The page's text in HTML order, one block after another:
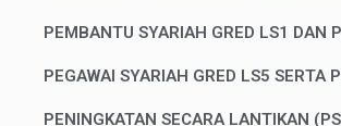
PEMBANTU SYARIAH GRED LS1 DAN
PEGAWAI SYARIAH GRED LS5 SERTA
PENINGKATAN SECARA LANTIKAN